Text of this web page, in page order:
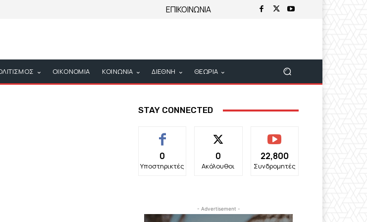
ΕΠΙΚΟΙΝΩΝΙΑ
ΟΙΚΟΝΟΜΙΑ ΚΟΙΝΩΝΙΑ ΔΙΕΘΝΗ ΘΕΩΡΙΑ
STAY CONNECTED
0
Υποστηρικτές
0
Ακόλουθοι
22,800
Συνδρομητές
- Advertisement -